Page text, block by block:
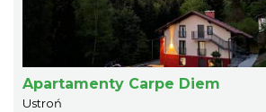
Apartamenty Carpe Diem
Ustroń